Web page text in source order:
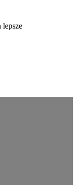
lepsze